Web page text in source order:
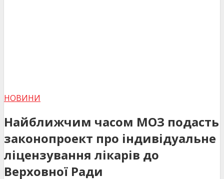
НОВИНИ
Найближчим часом МОЗ подасть
законопроект про індивідуальне
ліцензування лікарів до
Верховної Ради